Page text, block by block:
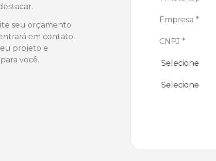
seu orçamento
em contato
projeto e
você.